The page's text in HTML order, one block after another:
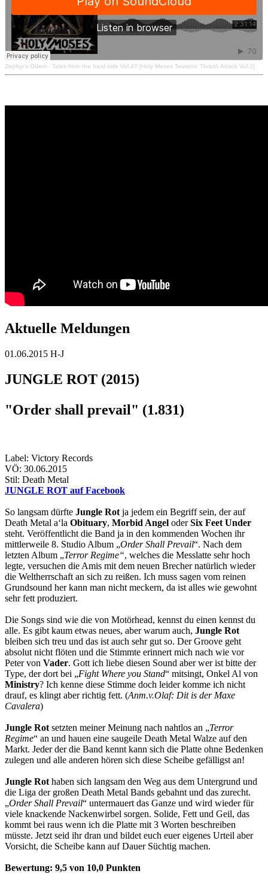
Zephyr's Odem · Tales from the hard side Vol.47 [Holy Moses Teutonic Thrash Attack Vol.2]
Aktuelle Meldungen
01.06.2015 H-J
JUNGLE ROT (2015)
"Order shall prevail" (1.831)
Label: Victory Records
VÖ: 30.06.2015
Stil: Death Metal
JUNGLE ROT auf Facebook
So langsam dürfte Jungle Rot ja jedem ein Begriff sein, der auf
Death Metal a‘la Obituary, Morbid Angel oderSix Feet Under
steht. Veröffentlicht die Band ja in den kommenden Wochen ihr
mittlerweile 8. Studio Album „Order Shall Prevail“. Nach dem
letzten Album „Terror Regime“, welches die Messlatte sehr hoch
legte, versuchen die Amis mit dem neuen Brecher natürlich wieder
die Weltherrschaft an sich zu reißen. Ich muss sagen vom reinen
Grundsound her kann man nicht meckern, da ist alles wie gewohnt
sehr fett produziert.
Die Songs sind wie die von Motörhead, kennst du einen kennst du
alle. Es gibt kaum etwas neues, aber warum auch, Jungle Rot
bleiben sich treu und das ist auch sehr gut so. Der Groove geht
absolut nicht flöten und die Stimmte erinnert mich nach wie vor
Peter von Vader. Gott ich liebe diesen Sound aber wer ist bitte der
Type, der dort bei „Fight Where you Stand“ mitsingt, Onkel Al von
Ministry? Ich kenne diese Stimme doch leider komme ich nicht
drauf, es klingt aber richtig fett. (Anm.v.Olaf: Dit is der Maxe
Cavalera)
Jungle Rot setzten meiner Meinung nach nahtlos an „Terror
Regime“ an und hauen eine saugeile Death Metal Walze auf den
Markt. Jeder der die Band kennt kann sich die Platte ohne Bedenken
zulegen und alle anderen hören sich diese Scheibe gefälligst an!
Jungle Rot haben sich langsam den Weg aus dem Untergrund und
die Liga der großen Death Metal Bands gebahnt und das zurecht.
„Order Shall Prevail“ untermauert das Ganze und wird wieder für
viele knackende Nackenwirbel sorgen. Solide, Fett und Geil, das
kommt bei raus wenn ich die Platte mit 3 Worten beschreiben
müsste. Jetzt seid ihr dran und bildet euch euer eigenes Urteil aber
Vorsicht, die Scheibe kann auf Dauer Süchtig machen.
Bewertung: 9,5 von 10,0 Punkten